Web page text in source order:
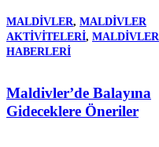
MALDIVLER, MALDIVLER
AKTIVITELERI, MALDIVLER
HABERLERI
Maldivler’de Balayına
Gideceklere Öneriler